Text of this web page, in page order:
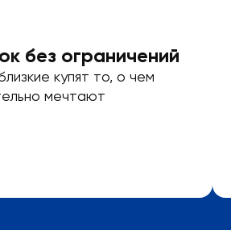
без ограничений
купят то, о чем
мечтают